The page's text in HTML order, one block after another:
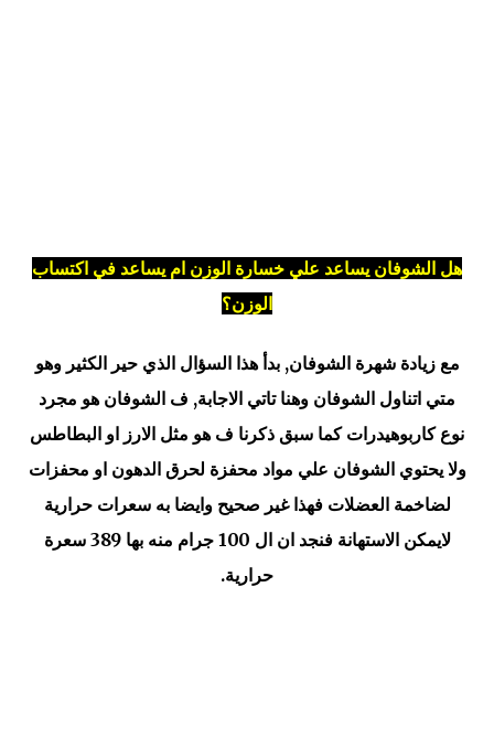
هل الشوفان يساعد علي خسارة الوزن ام يساعد في اكتساب
الوزن؟
مع زيادة شهرة الشوفان, بدأ هذا السؤال الذي حير الكثير وهو
متي اتناول الشوفان وهنا تاتي الاجابة, ف الشوفان هو مجرد
نوع كاربوهيدرات كما سبق ذكرنا ف هو مثل الارز او البطاطس
ولا يحتوي الشوفان علي مواد محفزة لحرق الدهون او محفزات
لضاخمة العضلات فهذا غير صحيح وايضا به سعرات حرارية
لايمكن الاستهانة فنجد ان ال 100 جرام منه بها 389 سعرة
حرارية.